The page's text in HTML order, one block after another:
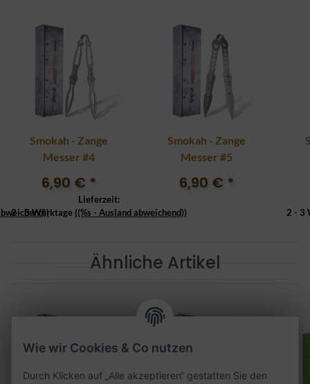
Smokah - Zange
Messer #4
6,90 € *
Lieferzeit:
2 - 3 Werktage ((%s - Ausland abweichend))
Smokah - Zange
Messer #5
6,90 € *
2 - 3
Ähnliche Artikel
Wie wir Cookies & Co nutzen
Durch Klicken auf „Alle akzeptieren“ gestatten Sie den